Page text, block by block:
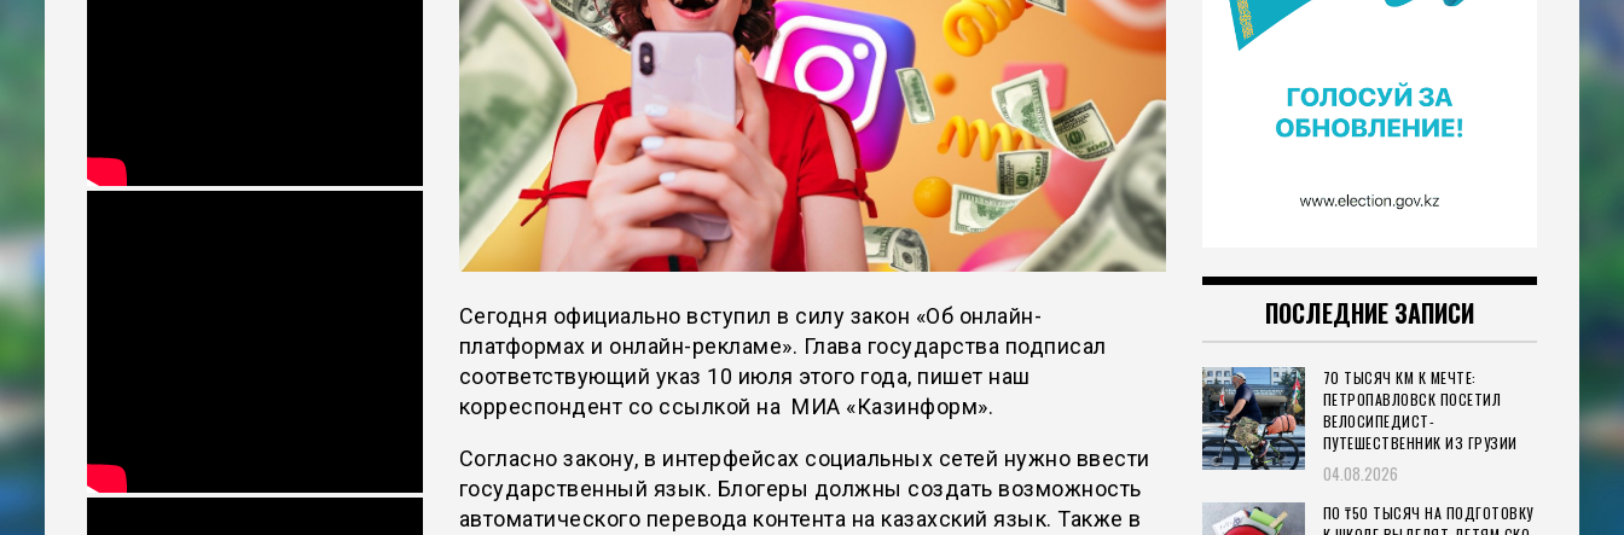
Сегодня официально вступил в силу закон «Об онлайн-
платформах и онлайн-рекламе». Глава государства подписал
соответствующий указ 10 июля этого года, пишет наш
корреспондент со ссылкой на МИА «Казинформ».
Согласно закону, в интерфейсах социальных сетей нужно ввести
государственный язык. Блогеры должны создать возможность
автоматического перевода контента на казахский язык. Также в
ПОСЛЕДНИЕ ЗАПИСИ
70 ТЫСЯЧ КМ К МЕЧТЕ:
ПЕТРОПАВЛОВСК ПОСЕТИЛ
ВЕЛОСИПЕДИСТ-
ПУТЕШЕСТВЕННИК ИЗ ГРУЗИИ
04.08.2026
ПО ₸50 ТЫСЯЧ НА ПОДГОТОВКУ